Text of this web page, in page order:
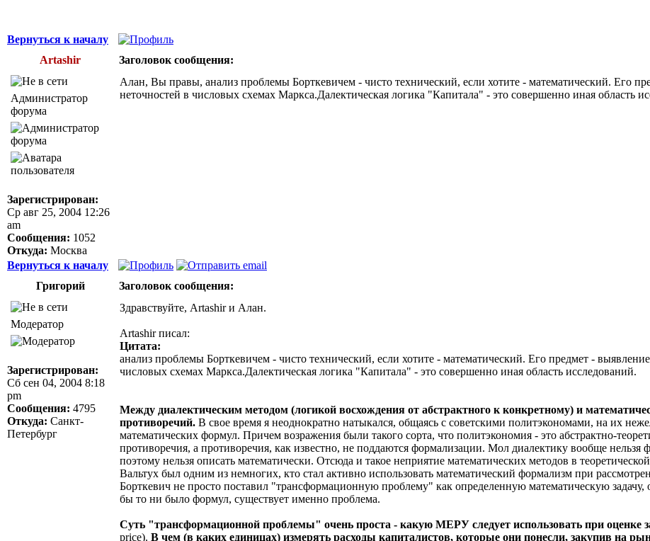
Вернуться к началу
Artashir
Заголовок сообщения:
Администратор
форума
Зарегистрирован:
Ср авг 25, 2004 12:26
am
Сообщения: 1052
Откуда: Москва
Алан, Вы правы, анализ проблемы Борткевичем - чисто технический, если хотите - математический. Его
неточностей в числовых схемах Маркса.Далектическая логика "Капитала" - это совершенно иная область
Вернуться к началу
Григорий
Заголовок сообщения:
Модератор
Зарегистрирован:
Сб сен 04, 2004 8:18
pm
Сообщения: 4795
Откуда: Санкт-
Петербург
Здравствуйте, Artashir и Алан.
Artashir писал:
Цитата:
анализ проблемы Борткевичем - чисто технический, если хотите - математический. Его предмет -
числовых схемах Маркса.Далектическая логика "Капитала" - это совершенно иная область исследований.
Между диалектическим методом (логикой восхождения от абстрактного к конкретному) и
противоречий. В свое время я неоднократно натыкался, общаясь с советскими политэкономами, на их
математических формул. Причем возражения были такого сорта, что политэкономия - это абстрактно-
противоречия, а противоречия, как известно, не поддаются формализации. Мол диалектику вообще
поэтому нельзя описать математически. Отсюда и такое неприятие математических методов в
Вальтух был одним из немногих, кто стал активно использовать математический формализм при
Борткевич не просто поставил "трансформационную проблему" как определенную математическую
бы то ни было формул, существует именно проблема.
Суть "трансформационной проблемы" очень проста - какую МЕРУ следует использовать при оценке
price). В чем (в каких единицах) измерять расходы капиталистов, которые они понесли, закупив на